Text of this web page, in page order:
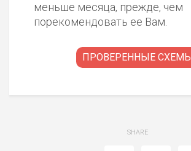
меньше месяца, прежде, чем
порекомендовать ее Вам.
ПРОВЕРЕННЫЕ СХЕМЫ
SHARE